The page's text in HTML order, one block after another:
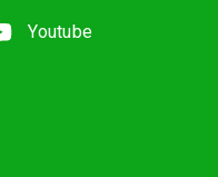
Youtube